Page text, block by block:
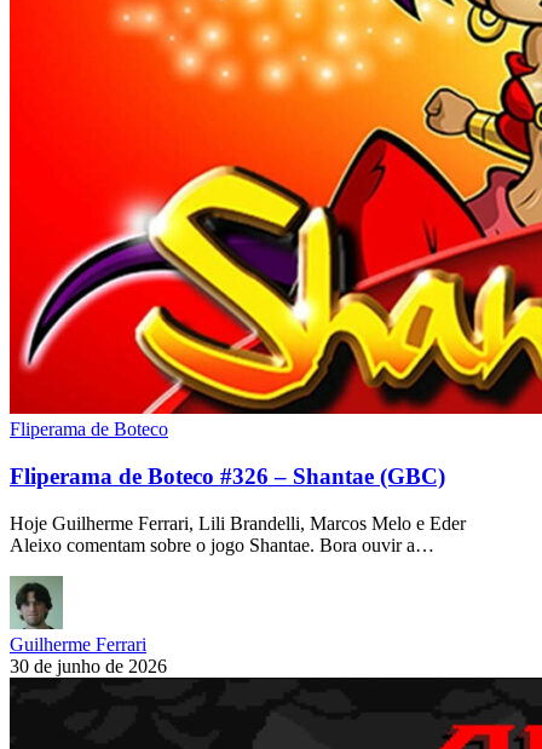
Fliperama de Boteco
Fliperama de Boteco #326 – Shantae (GBC)
Hoje Guilherme Ferrari, Lili Brandelli, Marcos Melo e Eder
Aleixo comentam sobre o jogo Shantae. Bora ouvir a…
Guilherme Ferrari
30 de junho de 2026